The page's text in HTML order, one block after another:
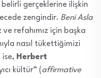
gerçeklerine ilişkin
zengindir. Beni Asla
refahımız için başka
nasıl tükettiğimizi
ise, Herbert
kültür” (affirmative